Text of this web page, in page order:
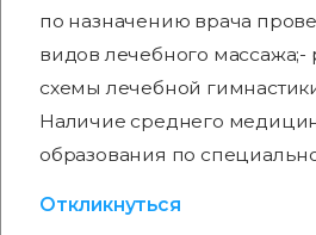
по назначению врача
видов лечебного массажа;-
схемы лечебной
Наличие среднего
образования по
Откликнуться